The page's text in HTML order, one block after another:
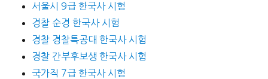
서울시 9급 한국사 시험
경찰 순경 한국사 시험
경찰 경찰특공대 한국사 시험
경찰 간부후보생 한국사 시험
국가직 7급 한국사 시험